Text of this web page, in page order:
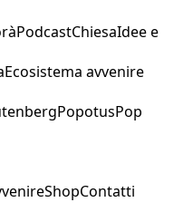
PodcastChiesaIdee e
Ecosistema avvenire
PopotusPop
ShopContatti